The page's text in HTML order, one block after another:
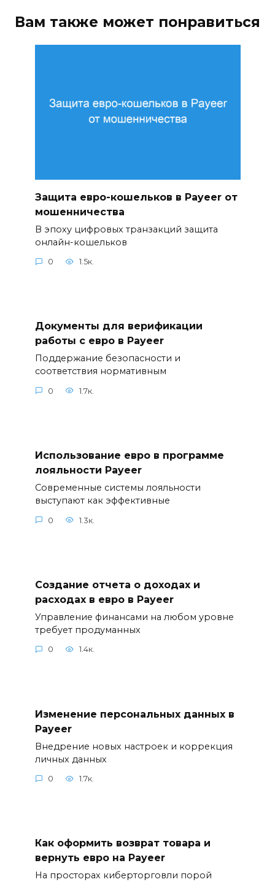
Вам также может понравиться
Защита евро-кошельков в Payeer от
мошенничества
В эпоху цифровых транзакций защита
онлайн-кошельков
0 1.5к.
Документы для верификации
работы с евро в Payeer
Поддержание безопасности и
соответствия нормативным
0 1.7к.
Использование евро в программе
лояльности Payeer
Современные системы лояльности
выступают как эффективные
0 1.3к.
Создание отчета о доходах и
расходах в евро в Payeer
Управление финансами на любом уровне
требует продуманных
0 1.4к.
Изменение персональных данных в
Payeer
Внедрение новых настроек и коррекция
личных данных
0 1.7к.
Как оформить возврат товара и
вернуть евро на Payeer
На просторах киберторговли порой